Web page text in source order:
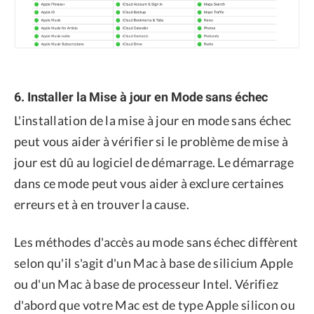
6. Installer la Mise à jour en Mode sans échec
L'installation de la mise à jour en mode sans échec
peut vous aider à vérifier si le problème de mise à
jour est dû au logiciel de démarrage. Le démarrage
dans ce mode peut vous aider à exclure certaines
erreurs et à en trouver la cause.
Les méthodes d'accès au mode sans échec diffèrent
selon qu'il s'agit d'un Mac à base de silicium Apple
ou d'un Mac à base de processeur Intel. Vérifiez
d'abord que votre Mac est de type Apple silicon ou